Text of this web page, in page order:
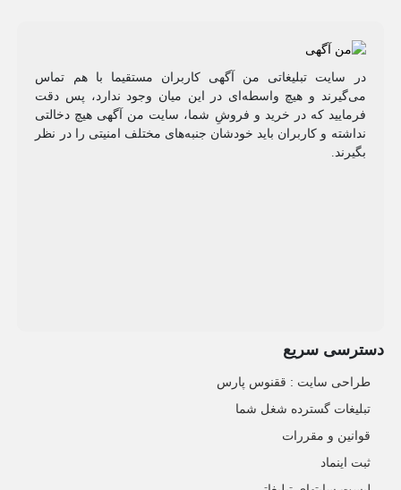
در سایت تبلیغاتی من آگهی کاربران مستقیما با هم تماس
می‌گیرند و هیچ واسطه‌ای در این میان وجود ندارد، پس دقت
فرمایید که در خرید و فروشِ شما، سایت من آگهی هیچ دخالتی
نداشته و کاربران باید خودشان جنبه‌های مختلف امنیتی را در نظر
بگیرند.
دسترسی سریع
طراحی سایت :‌ ققنوس پارس
تبلیغات گسترده شغل شما
قوانین و مقررات
ثبت اینماد